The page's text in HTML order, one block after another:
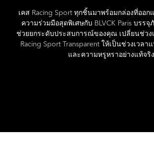
เคส Racing Sport ทุกชิ้นมาพร้อมกล่องที่ออ
ความร่วมมือสุดพิเศษกับ BLVCK Paris บร
ช่วยยกระดับประสบการณ์ของคุณ เปลี่ยนช่วง
Racing Sport Transparent ให้เป็นช่วงเวล
และความหรูหราอย่างแท้จริง